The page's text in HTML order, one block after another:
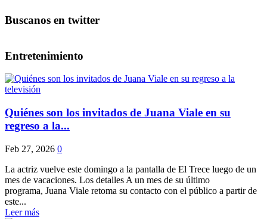
Buscanos en twitter
Entretenimiento
Quiénes son los invitados de Juana Viale en su
regreso a la...
Feb 27, 2026 0
La actriz vuelve este domingo a la pantalla de El Trece luego de un
mes de vacaciones. Los detalles A un mes de su último
programa, Juana Viale retoma su contacto con el público a partir de
este...
Leer más